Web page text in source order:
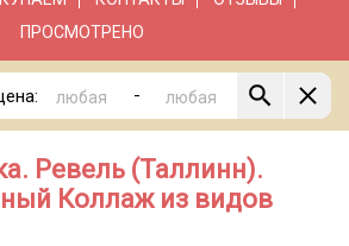
ПРОСМОТРЕНО
-
Ревель (Таллинн).
Коллаж из видов